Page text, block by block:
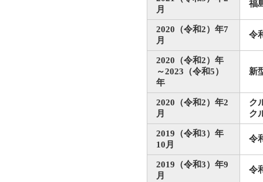
月
福
2020（令和2）年7
月
令
2020（令和2）年
～2023（令和5）
年
新
2020（令和2）年2
月
ク
ク
2019（令和3）年
10月
令
2019（令和3）年9
月
令